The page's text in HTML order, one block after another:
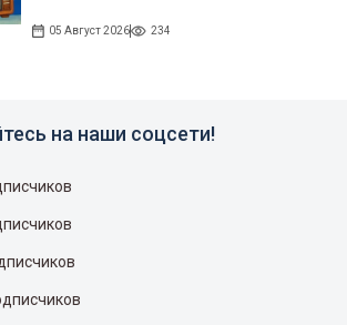
05 Август 2026 234
на наши соцсети!